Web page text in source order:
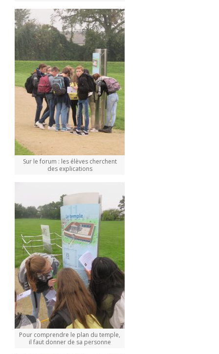
Sur le forum : les élèves cherchent
des explications
Pour comprendre le plan du temple,
il faut donner de sa personne